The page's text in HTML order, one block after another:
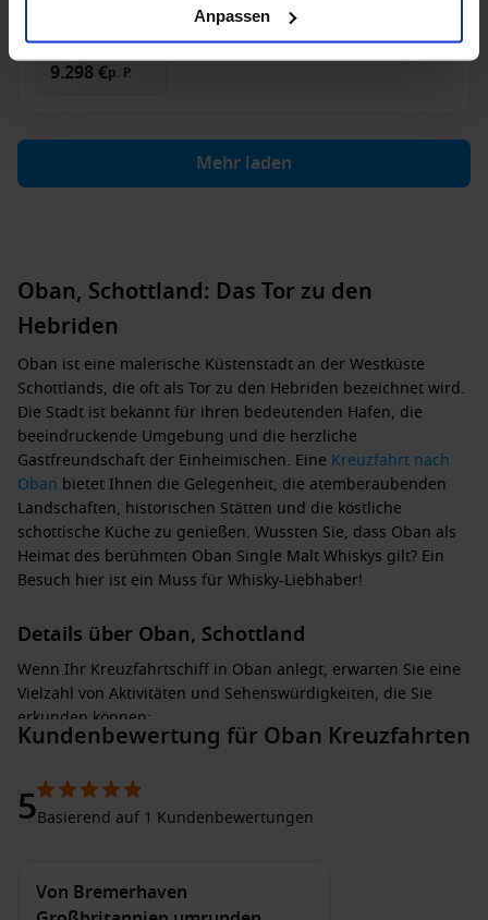
Anpassen
Suiteab
9.298 €p. P.
Mehr laden
Oban, Schottland: Das Tor zu den
Hebriden
Oban ist eine malerische Küstenstadt an der Westküste
Schottlands, die oft als Tor zu den Hebriden bezeichnet wird.
Die Stadt ist bekannt für ihren bedeutenden Hafen, die
beeindruckende Umgebung und die herzliche
Gastfreundschaft der Einheimischen. Eine Kreuzfahrt nach
Oban bietet Ihnen die Gelegenheit, die atemberaubenden
Landschaften, historischen Stätten und die köstliche
schottische Küche zu genießen. Wussten Sie, dass Oban als
Heimat des berühmten Oban Single Malt Whiskys gilt? Ein
Besuch hier ist ein Muss für Whisky-Liebhaber!
Details über Oban, Schottland
Wenn Ihr Kreuzfahrtschiff in Oban anlegt, erwarten Sie eine
Vielzahl von Aktivitäten und Sehenswürdigkeiten, die Sie
erkunden können:
Bauwerk, das den Blick auf die Stadt dominiert, bietet
atemberaubende Ausblicke auf Oban und die umgebende
Geschichte des Whiskybrauens zu erfahren und, wenn
Kundenbewertung für Oban Kreuzfahrten
5Basierend auf 1 Kundenbewertungen
Von Bremerhaven